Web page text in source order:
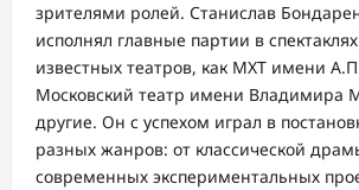
зрителями ролей. Станислав
исполнял главные партии в
известных театров, как МХТ имени
Московский театр имени Владимира
другие. Он с успехом играл в
разных жанров: от классической
современных экспериментальных